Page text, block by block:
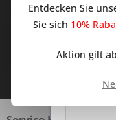
dem Traum
Ich habe
zur Kenntnis
Entdecken Sie
Sie sich 10%
Aktion gilt
werden